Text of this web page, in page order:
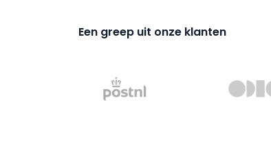
Een greep uit onze klanten